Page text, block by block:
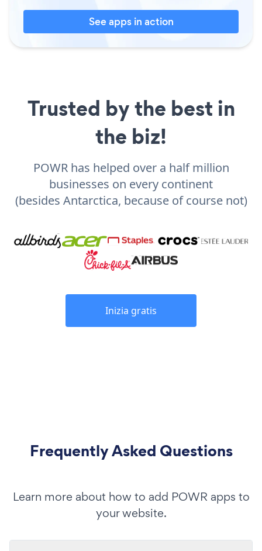
See apps in action
Trusted by the best in
the biz!
POWR has helped over a half million
businesses on every continent
(besides Antarctica, because of course not)
Inizia gratis
Frequently Asked Questions
Learn more about how to add POWR apps to
your website.